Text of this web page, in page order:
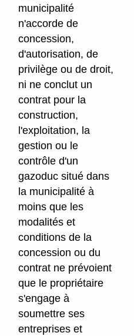
municipalité
n'accorde de
concession,
d'autorisation, de
privilège ou de droit,
ni ne conclut un
contrat pour la
construction,
l'exploitation, la
gestion ou le
contrôle d'un
gazoduc situé dans
la municipalité à
moins que les
modalités et
conditions de la
concession ou du
contrat ne prévoient
que le propriétaire
s'engage à
soumettre ses
entreprises et